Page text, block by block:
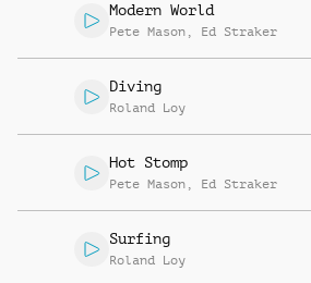
Modern World
Pete Mason , Ed Straker
Diving
Roland Loy
Hot Stomp
Pete Mason , Ed Straker
Surfing
Roland Loy